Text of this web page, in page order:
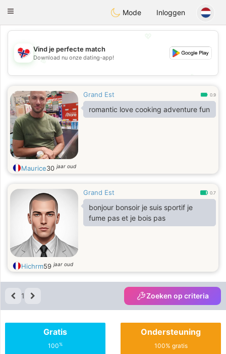
EkteNordmenn
Toggle
Mode Inloggen
💖
💕
Vind je perfecte match
Download nu onze dating-app!
Grand Est 0.9
romantic love cooking adventure fun
Maurice30jaar oud
Grand Est 0.7
bonjour bonsoir je suis sportif je
fume pas et je bois pas
Hichrm59jaar oud
1 Zoeken op criteria
Gratis
100%
Ondersteuning
100% gratis